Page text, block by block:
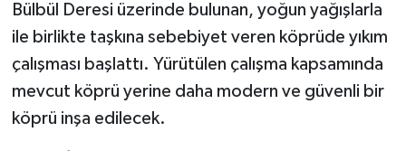
Bülbül Deresi üzerinde bulunan, yoğun yağışlarla
ile birlikte taşkına sebebiyet veren köprüde yıkım
çalışması başlattı. Yürütülen çalışma kapsamında
mevcut köprü yerine daha modern ve güvenli bir
köprü inşa edilecek.